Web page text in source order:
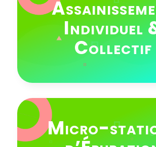
Individuel
Collectif
Micro-